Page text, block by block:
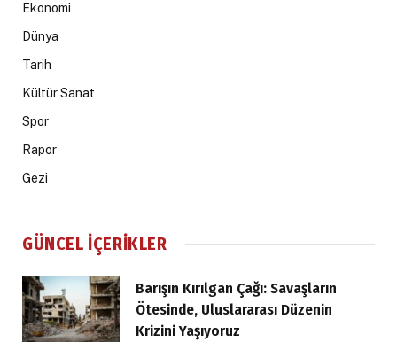
Ekonomi
Dünya
Tarih
Kültür Sanat
Spor
Rapor
Gezi
GÜNCEL İÇERIKLER
Barışın Kırılgan Çağı: Savaşların
Ötesinde, Uluslararası Düzenin
Krizini Yaşıyoruz